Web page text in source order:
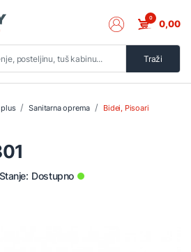
Traži
0 0,00
plus Sanitarna oprema Bidei, Pisoari
Stanje: Dostupno